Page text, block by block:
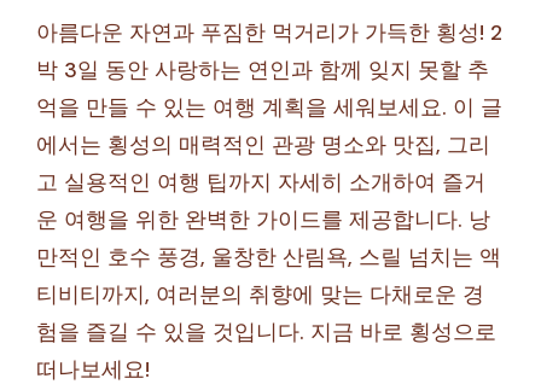
아름다운 자연과 푸짐한 먹거리가 가득한 횡성! 2
박 3일 동안 사랑하는 연인과 함께 잊지 못할 추
억을 만들 수 있는 여행 계획을 세워보세요. 이 글
에서는 횡성의 매력적인 관광 명소와 맛집, 그리
고 실용적인 여행 팁까지 자세히 소개하여 즐거
운 여행을 위한 완벽한 가이드를 제공합니다. 낭
만적인 호수 풍경, 울창한 산림욕, 스릴 넘치는 액
티비티까지, 여러분의 취향에 맞는 다채로운 경
험을 즐길 수 있을 것입니다. 지금 바로 횡성으로
떠나보세요!